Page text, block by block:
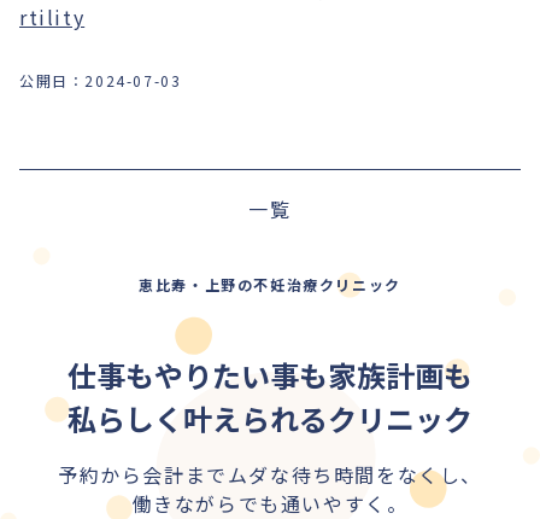
rtility
公開日： 2024-07-03
一覧
恵比寿・上野の不妊治療クリニック
仕事もやりたい事も家族計画も
私らしく叶えられるクリニック
予約から会計までムダな待ち時間をなくし、
働きながらでも通いやすく。